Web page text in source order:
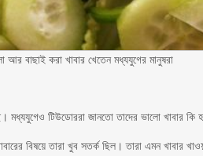
বাছাই করা খাবার খেতেন মধ্যযুগের মানুষরা
মধ্যযুগেও টিউডোররা জানতো তাদের ভালো খাবার
বিষয়ে তারা খুব সতর্ক ছিল। তারা এমন খাবার